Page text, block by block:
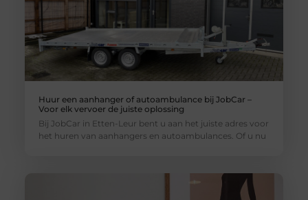
Huur een aanhanger of autoambulance bij JobCar –
Voor elk vervoer de juiste oplossing
Bij JobCar in Etten-Leur bent u aan het juiste adres voor
het huren van aanhangers en autoambulances. Of u nu